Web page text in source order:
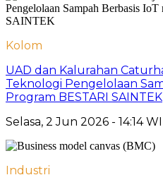
Kolom
UAD dan Kalurahan
Teknologi Pengelolaan
Program BESTARI SAINTEK
Selasa, 2 Jun 2026 - 14:14
Industri